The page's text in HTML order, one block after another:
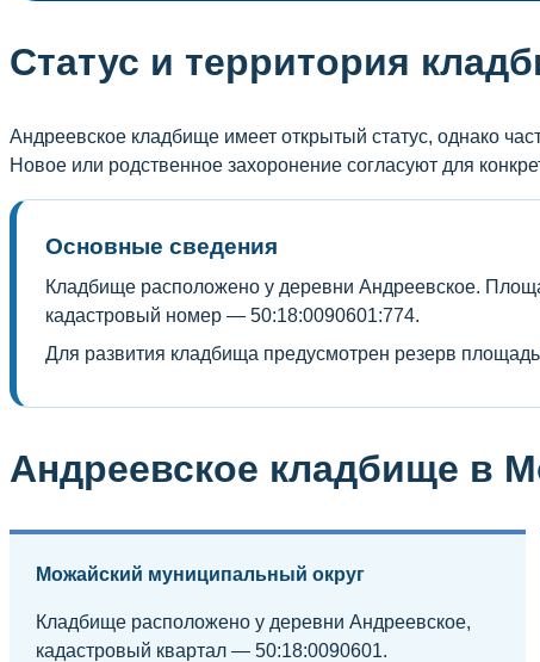
Статус и территория
Андреевское кладбище имеет открытый статус, однако
Новое или родственное захоронение согласуют для
Основные сведения
Кладбище расположено у деревни Андреевское.
кадастровый номер — 50:18:0090601:774.
Для развития кладбища предусмотрен резерв
Андреевское кладбище в
Можайский муниципальный округ
Кладбище расположено у деревни Андреевское,
кадастровый квартал — 50:18:0090601.